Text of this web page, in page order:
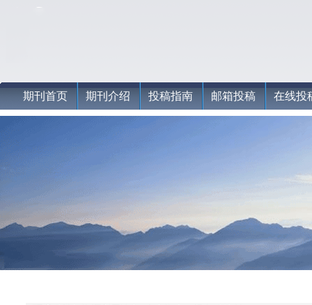
期刊首页 期刊介绍 投稿指南 邮箱投稿 在线投